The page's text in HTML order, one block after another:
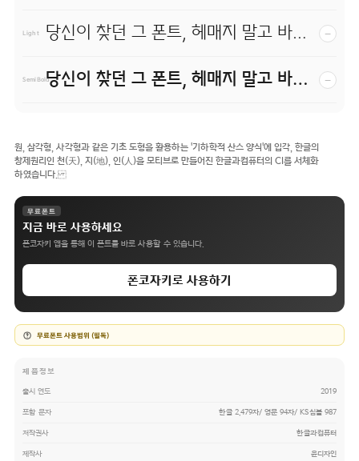
Light 당신이 찾던 그 폰트, 헤매지 말고 바로 폰코! −
SemiBold 당신이 찾던 그 폰트, 헤매지 말고 바로 폰코! −
원, 삼각형, 사각형과 같은 기초 도형을 활용하는 '기하학적 산스 양식'에 입각, 한글의
창제원리인 천(天), 지(地), 인(人)을 모티브로 만들어진 한글과컴퓨터의 CI를 서체화
하였습니다.
무료폰트
지금 바로 사용하세요
폰코자키 앱을 통해 이 폰트를 바로 사용할 수 있습니다.
폰코자키로 사용하기
무료폰트 사용범위 (필독)
제품정보
출시 연도 2019
포함 문자 한글 2,479자/ 영문 94자/ KS심볼 987
저작권사 한글과컴퓨터
제작사 윤디자인